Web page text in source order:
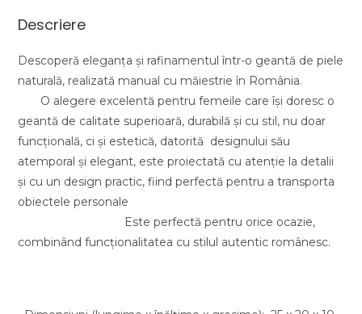
Descriere
Descoperă eleganța și rafinamentul într-o geantă de piele
naturală, realizată manual cu măiestrie în România.
O alegere excelentă pentru femeile care își doresc o
geantă de calitate superioară, durabilă și cu stil, nu doar
funcțională, ci și estetică, datorită designului său
atemporal și elegant, este proiectată cu atenție la detalii
și cu un design practic, fiind perfectă pentru a transporta
obiectele personale
Este perfectă pentru orice ocazie,
combinând funcționalitatea cu stilul autentic românesc.